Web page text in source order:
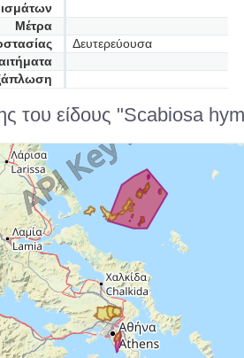
Μέτρα
Δευτερεύουσα
του είδους "Scabiosa